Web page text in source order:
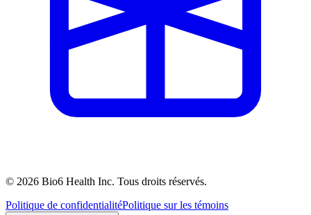
© 2026 Bio6 Health Inc. Tous droits réservés.
Politique de confidentialitéPolitique sur les témoins